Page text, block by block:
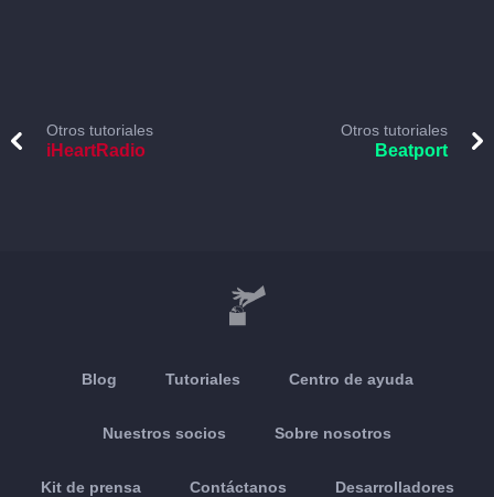
Otros tutoriales
iHeartRadio
Otros tutoriales
Beatport
Blog Tutoriales Centro de ayuda
Nuestros socios Sobre nosotros
Kit de prensa Contáctanos Desarrolladores